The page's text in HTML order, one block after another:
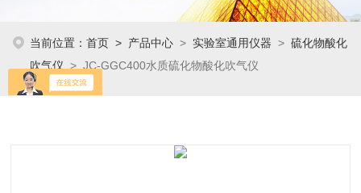
当前位置：首页 > 产品中心 > 实验室通用仪器 >硫化物酸化
吹气仪 > JC-GGC400水质硫化物酸化吹气仪